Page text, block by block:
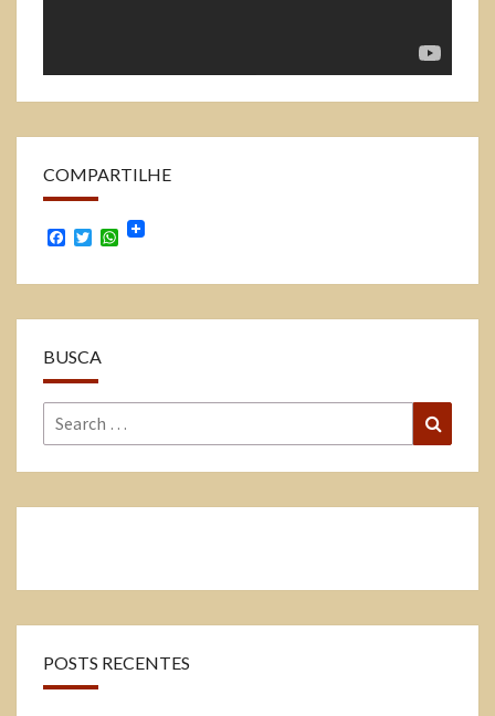
COMPARTILHE
Facebook
TwitterWhatsApp
BUSCA
POSTS RECENTES